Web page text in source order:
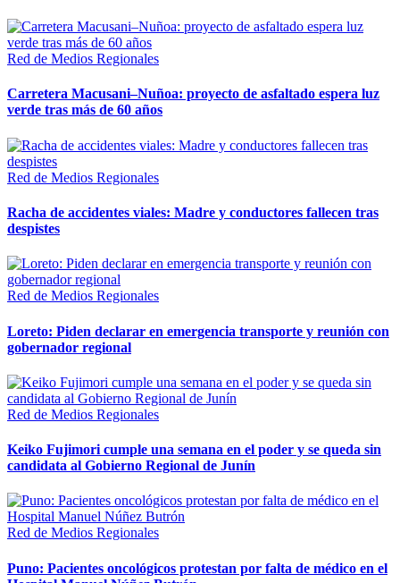
Red de Medios Regionales
Carretera Macusani–Nuñoa: proyecto de asfaltado espera luz
verde tras más de 60 años
Red de Medios Regionales
Racha de accidentes viales: Madre y conductores fallecen tras
despistes
Red de Medios Regionales
Loreto: Piden declarar en emergencia transporte y reunión con
gobernador regional
Red de Medios Regionales
Keiko Fujimori cumple una semana en el poder y se queda sin
candidata al Gobierno Regional de Junín
Red de Medios Regionales
Puno: Pacientes oncológicos protestan por falta de médico en el